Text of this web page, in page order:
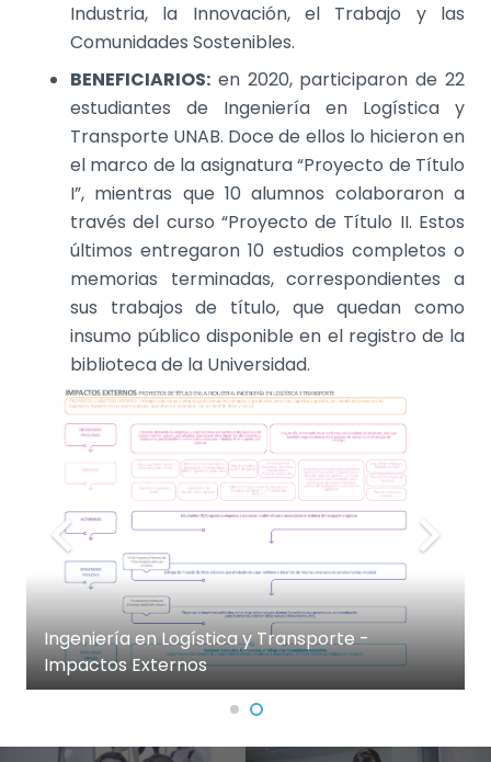
Industria, la Innovación, el Trabajo y las
Comunidades Sostenibles.
BENEFICIARIOS: en 2020, participaron de 22
estudiantes de Ingeniería en Logística y
Transporte UNAB. Doce de ellos lo hicieron en
el marco de la asignatura “Proyecto de Título
I”, mientras que 10 alumnos colaboraron a
través del curso “Proyecto de Título II. Estos
últimos entregaron 10 estudios completos o
memorias terminadas, correspondientes a
sus trabajos de título, que quedan como
insumo público disponible en el registro de la
biblioteca de la Universidad.
Ingeniería en Logística y Transporte -
Impactos Externos